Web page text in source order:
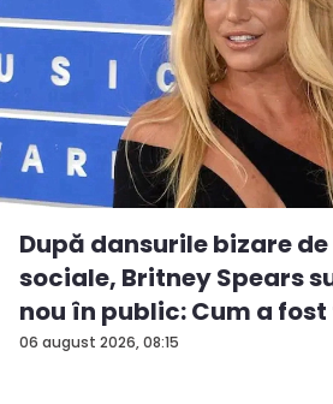
06 august 2026, 08:15
După dansurile bizare
sociale, Britney Spears
nou în public: Cum a
î...